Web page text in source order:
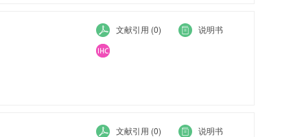
文献引用 (0) 说明书
文献引用 (0) 说明书